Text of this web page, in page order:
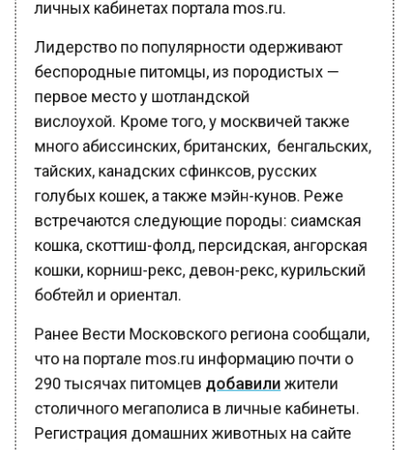
Лидерство по популярности одерживают
беспородные питомцы, из породистых —
первое место у шотландской
вислоухой. Кроме того, у москвичей также
много абиссинских, британских, бенгальских,
тайских, канадских сфинксов, русских
голубых кошек, а также мэйн-кунов. Реже
встречаются следующие породы: сиамская
кошка, скоттиш-фолд, персидская, ангорская
кошки, корниш-рекс, девон-рекс, курильский
бобтейл и ориентал.
Ранее Вести Московского региона сообщали,
что на портале mos.ru информацию почти о
290 тысячах питомцев добавилижители
столичного мегаполиса в личные кабинеты.
Регистрация домашних животных на сайте